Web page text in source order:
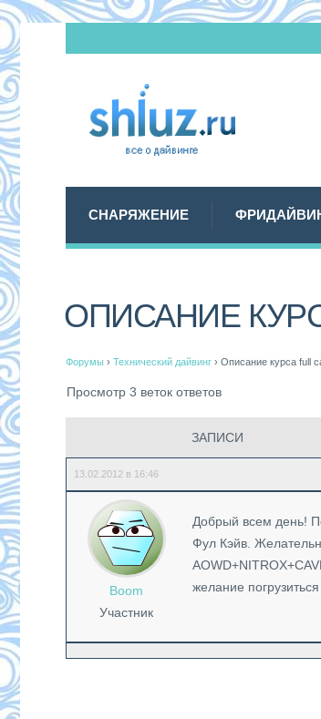
СНАРЯЖЕНИЕ
ОПИСАНИЕ
Форумы › Технический дайвинг › Описание курса full
Просмотр 3 веток ответов
ЗАПИСИ
13.02.2012 в 16:46
Boom
Участник
Добрый всем день!
Фул Кэйв.
желание